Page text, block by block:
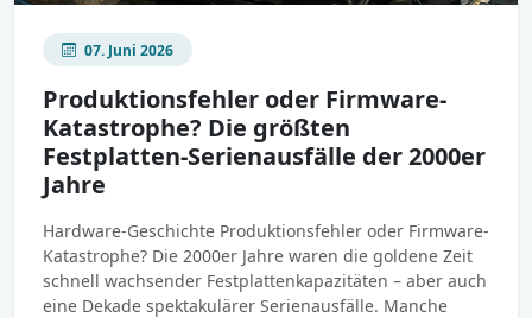
07. Juni 2026
Produktionsfehler oder Firmware-
Katastrophe? Die größten
Festplatten-Serienausfälle der 2000er
Jahre
Hardware-Geschichte Produktionsfehler oder Firmware-
Katastrophe? Die 2000er Jahre waren die goldene Zeit
schnell wachsender Festplattenkapazitäten – aber auch
eine Dekade spektakulärer Serienausfälle. Manche